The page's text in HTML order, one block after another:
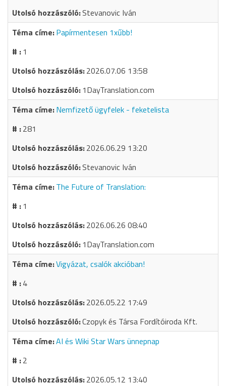
Stevanovic Iván
Papírmentesen 1xűbb!
1
2026.07.06 13:58
1DayTranslation.com
Nemfizető ügyfelek - feketelista
281
2026.06.29 13:20
Stevanovic Iván
The Future of Translation:
1
2026.06.26 08:40
1DayTranslation.com
Vigyázat, csalók akcióban!
4
2026.05.22 17:49
Czopyk és Társa Fordítóiroda Kft.
AI és Wiki Star Wars ünnepnap
2
2026.05.12 13:40